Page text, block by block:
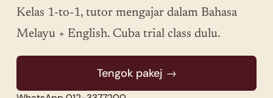
Kelas 1-to-1, tutor mengajar dalam Bahasa
Melayu + English. Cuba trial class dulu.
Tengok pakej →